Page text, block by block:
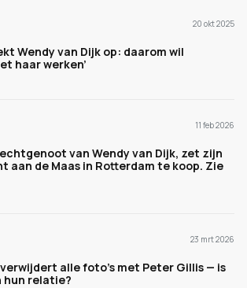
20 okt 2025
Wendy van Dijk op: daarom wil
haar werken’
11 feb 2026
van Wendy van Dijk, zet zijn
aan de Maas in Rotterdam te koop. Zie
23 mrt 2026
alle foto’s met Peter Gillis — is
hun relatie?